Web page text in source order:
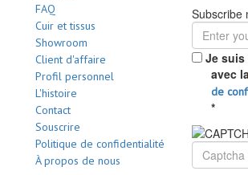
FAQ
Cuir et tissus
Showroom
Client d'affaire
Profil personnel
L'histoire
Contact
Souscrire
Politique de confidentialité
À propos de nous
Subscribe
Je suis
avec la
de
*